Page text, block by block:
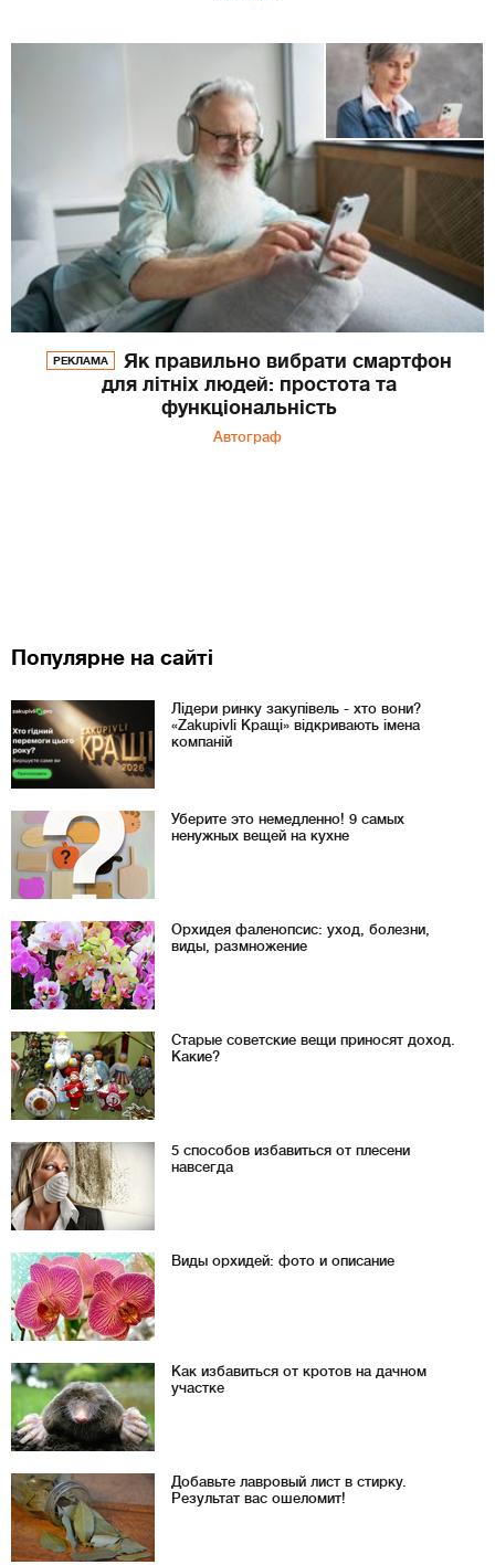
РЕКЛАМА
Як правильно вибрати смартфон
для літніх людей: простота та
функціональність
Автограф
Популярне на сайті
Лідери ринку закупівель - хто вони?
«Zakupivli Кращі» відкривають імена
компаній
Уберите это немедленно! 9 самых
ненужных вещей на кухне
Орхидея фаленопсис: уход, болезни,
виды, размножение
Старые советские вещи приносят доход.
Какие?
5 способов избавиться от плесени
навсегда
Виды орхидей: фото и описание
Как избавиться от кротов на дачном
участке
Добавьте лавровый лист в стирку.
Результат вас ошеломит!